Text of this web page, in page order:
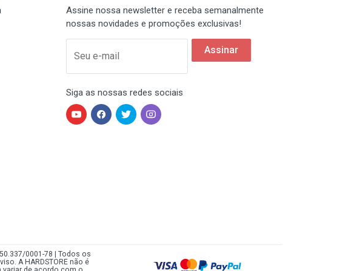
Assine nossa newsletter e receba semanalmente
nossas novidades e promoções exclusivas!
Seu e-mail
Assinar
Siga as nossas redes sociais
0001-78 | Todos os
A HARDSTORE não é